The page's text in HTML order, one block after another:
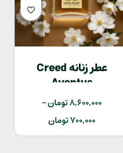
عطر زنانه Creed
Aventus
8,600,000تومان–
700,000تومان